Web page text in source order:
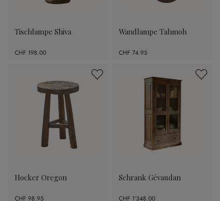
Tischlampe Shiva
CHF 198.00
Wandlampe Tahmoh
CHF 74.95
Hocker Oregon
CHF 98.95
Schrank Gévaudan
CHF 1’348.00